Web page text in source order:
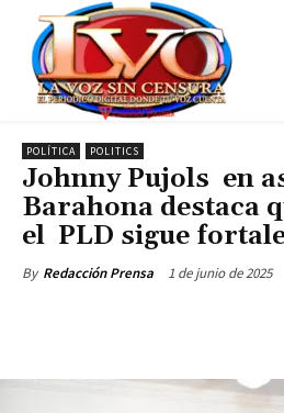
POLÍTICA POLITICS
Johnny Pujols en
Barahona destaca
el PLD sigue
By Redacción Prensa 1 de junio de 2025